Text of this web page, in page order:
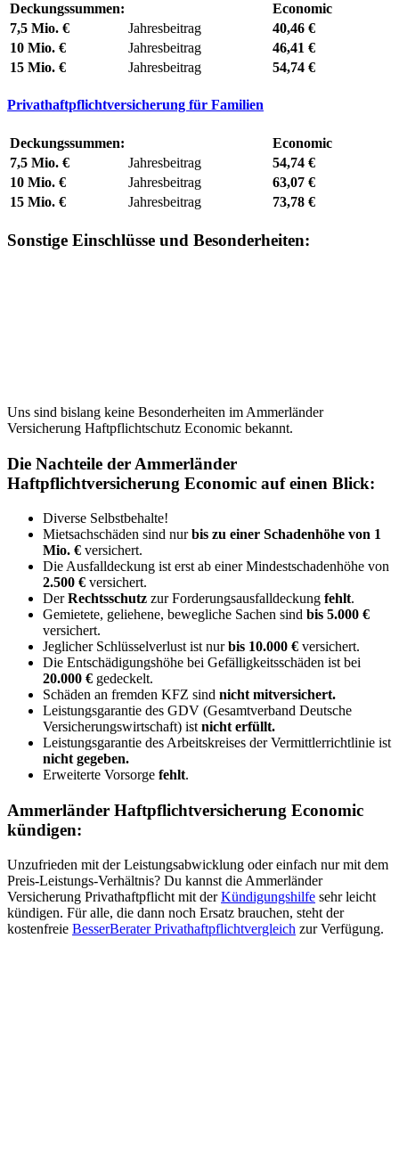
Deckungssummen:
Economic
7,5 Mio. €
Jahresbeitrag
40,46 €
10 Mio. €
Jahresbeitrag
46,41 €
15 Mio. €
Jahresbeitrag 54,74 €
Privathaftpflichtversicherung für Familien
Deckungssummen:
Economic
7,5 Mio. €
Jahresbeitrag
54,74 €
10 Mio. €
Jahresbeitrag
63,07 €
15 Mio. €
Jahresbeitrag 73,78 €
Sonstige Einschlüsse und Besonderheiten:
Uns sind bislang keine Besonderheiten im Ammerländer
Versicherung Haftpflichtschutz Economic bekannt.
Die Nachteile der Ammerländer
Haftpflichtversicherung Economic auf einen Blick:
Diverse Selbstbehalte!
Mietsachschäden sind nurbis zu einer Schadenhöhe von 1
Mio. € versichert.
Die Ausfalldeckung ist erst ab einer Mindestschadenhöhe von
2.500 € versichert.
DerRechtsschutz zur Forderungsausfalldeckung fehlt.
Gemietete, geliehene, bewegliche Sachen sind bis 5.000 €
versichert.
Jeglicher Schlüsselverlust ist nurbis 10.000 € versichert.
Die Entschädigungshöhe bei Gefälligkeitsschäden ist bei
20.000 € gedeckelt.
Schäden an fremden KFZ sind nicht mitversichert.
Leistungsgarantie des GDV (Gesamtverband Deutsche
Versicherungswirtschaft) ist nicht erfüllt.
Leistungsgarantie des Arbeitskreises der Vermittlerrichtlinie ist
nicht gegeben.
Erweiterte Vorsorge fehlt.
Ammerländer Haftpflichtversicherung Economic
kündigen:
Unzufrieden mit der Leistungsabwicklung oder einfach nur mit dem
Preis-Leistungs-Verhältnis? Du kannst die Ammerländer
Versicherung Privathaftpflicht mit derKündigungshilfe sehr leicht
kündigen. Für alle, die dann noch Ersatz brauchen, steht der
kostenfreie BesserBerater Privathaftpflichtvergleich zur Verfügung.